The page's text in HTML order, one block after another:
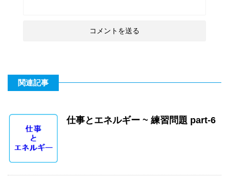
関連記事
仕事とエネルギー ~ 練習問題 part-6